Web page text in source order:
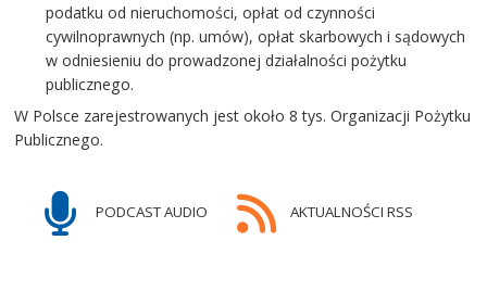
podatku od nieruchomości, opłat od czynności
cywilnoprawnych (np. umów), opłat skarbowych i sądowych
w odniesieniu do prowadzonej działalności pożytku
publicznego.
W Polsce zarejestrowanych jest około 8 tys. Organizacji Pożytku
Publicznego.
PODCAST AUDIO AKTUALNOŚCI RSS